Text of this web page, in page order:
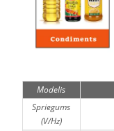
Modelis
Spriegums
(V/Hz)